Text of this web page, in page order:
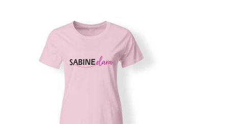
Kollektionen